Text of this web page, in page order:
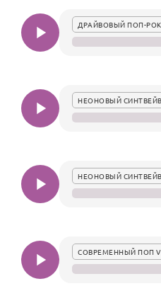
честь
ДРАЙВОВЫЙ ПОП-РОК
НЕОНОВЫЙ СИНТВЕЙВ
НЕОНОВЫЙ
СОВРЕМЕННЫЙ ПОП